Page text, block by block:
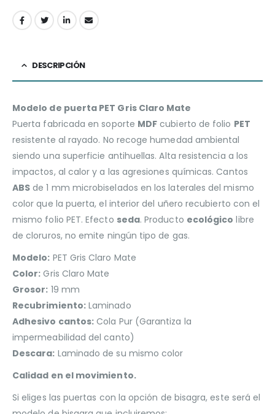
DESCRIPCIÓN
Modelo de puerta PET Gris Claro Mate
Puerta fabricada en soporte MDF cubierto de folio PET
resistente al rayado. No recoge humedad ambiental
siendo una superficie antihuellas. Alta resistencia a los
impactos, al calor y a las agresiones químicas. Cantos
ABS de 1 mm microbiselados en los laterales del mismo
color que la puerta, el interior del uñero recubierto con el
mismo folio PET. Efecto seda. Producto ecológico libre
de cloruros, no emite ningún tipo de gas.
Modelo: PET Gris Claro Mate
Color: Gris Claro Mate
Grosor: 19 mm
Recubrimiento:Laminado
Adhesivo cantos: Cola Pur (Garantiza la
impermeabilidad del canto)
Descara: Laminado de su mismo color
Calidad en el movimiento.
Si eliges las puertas con la opción de bisagra, este será el